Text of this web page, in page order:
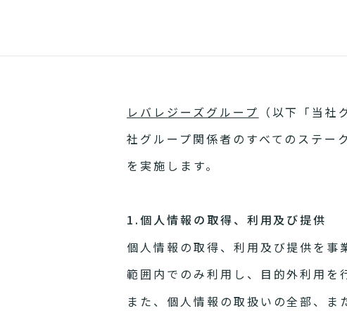
レバレジーズグループ （以下「当
社グループ関係者のすべてのステー
を実施します。
1.個人情報の取得、利用及び提供
個人情報の取得、利用及び提供を
範囲内でのみ利用し、目的外利用を
また、個人情報の取扱いの全部、